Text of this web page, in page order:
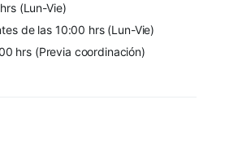
(Lun-Vie)
de las 10:00 hrs (Lun-Vie)
hrs (Previa coordinación)